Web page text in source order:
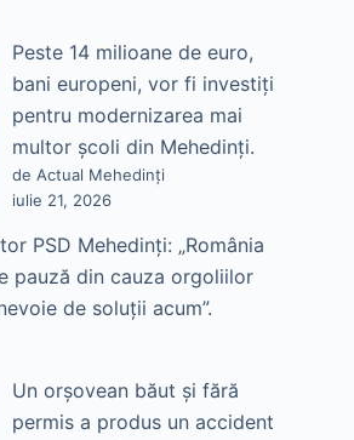
Peste 14 milioane de euro,
bani europeni, vor fi investiți
pentru modernizarea mai
multor școli din Mehedinți.
de Actual Mehedinți
iulie 21, 2026
PSD Mehedinți: „România
pauză din cauza orgoliilor
de soluții acum”.
Un orșovean băut și fără
permis a produs un accident